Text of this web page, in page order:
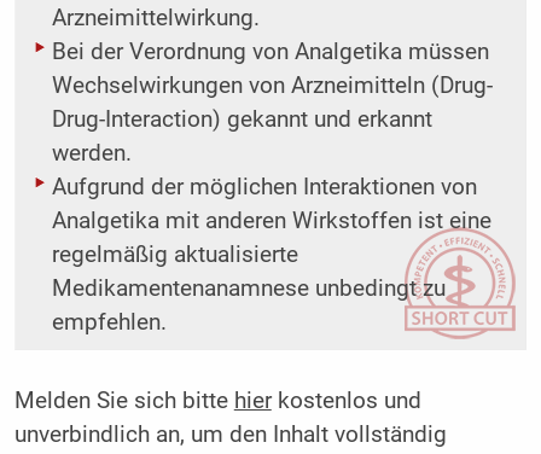
Arzneimittelwirkung.
Bei der Verordnung von Analgetika müssen
Wechselwirkungen von Arzneimitteln (Drug-
Drug-Interaction) gekannt und erkannt
werden.
Aufgrund der möglichen Interaktionen von
Analgetika mit anderen Wirkstoffen ist eine
regelmäßig aktualisierte
Medikamentenanamnese unbedingt zu
empfehlen.
Melden Sie sich bitte hierkostenlos und
unverbindlich an, um den Inhalt vollständig